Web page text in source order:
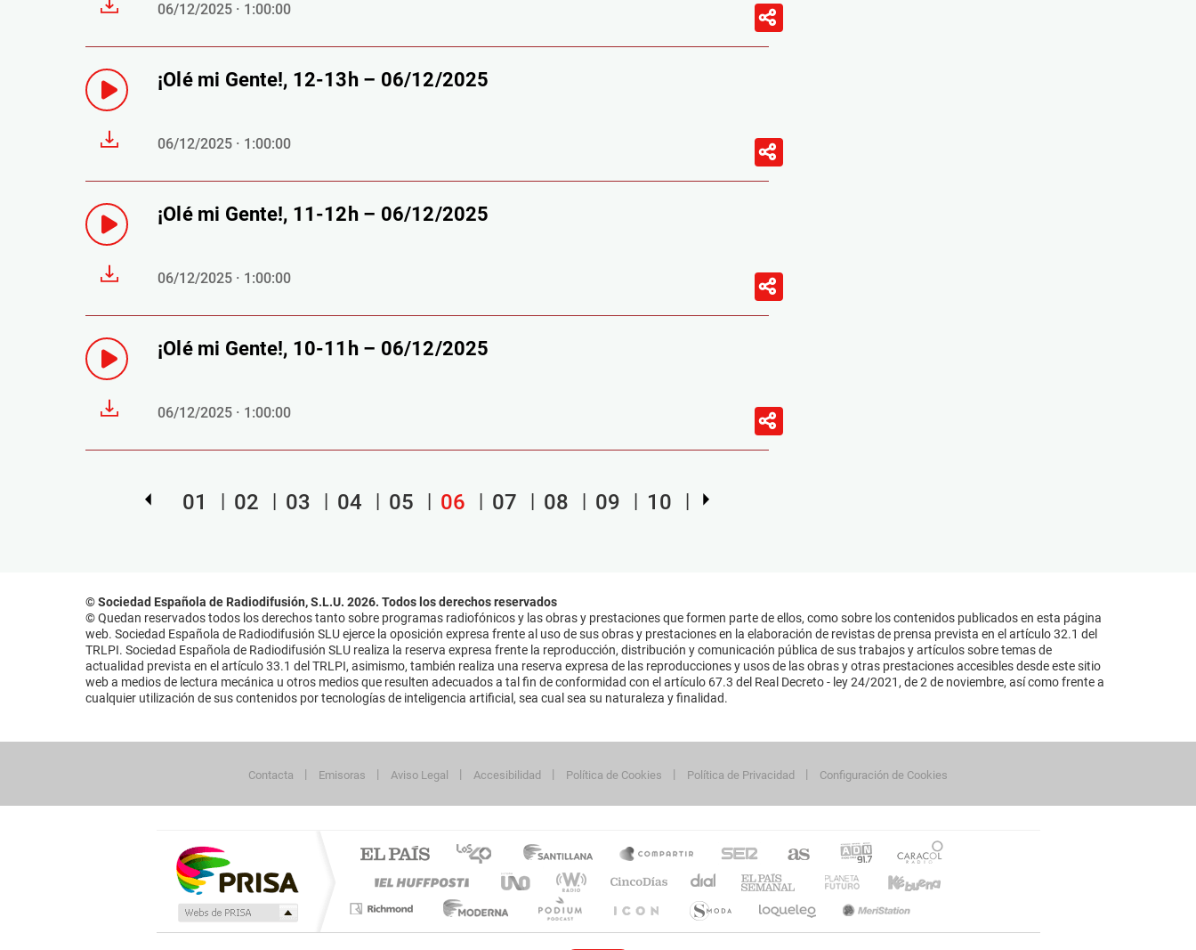
06/12/2025 · 1:00:00
¡Olé mi Gente!, 12-13h – 06/12/2025
06/12/2025 · 1:00:00
¡Olé mi Gente!, 11-12h – 06/12/2025
06/12/2025 · 1:00:00
¡Olé mi Gente!, 10-11h – 06/12/2025
06/12/2025 · 1:00:00
01 02 03 04 05 06 07 08 09 10
© Sociedad Española de Radiodifusión, S.L.U. 2026. Todos los derechos reservados
© Quedan reservados todos los derechos tanto sobre programas radiofónicos y las obras y prestaciones que formen parte de ellos, como sobre los contenidos publicados en esta página
web. Sociedad Española de Radiodifusión SLU ejerce la oposición expresa frente al uso de sus obras y prestaciones en la elaboración de revistas de prensa prevista en el artículo 32.1 del
TRLPI. Sociedad Española de Radiodifusión SLU realiza la reserva expresa frente la reproducción, distribución y comunicación pública de sus trabajos y artículos sobre temas de
actualidad prevista en el artículo 33.1 del TRLPI, asimismo, también realiza una reserva expresa de las reproducciones y usos de las obras y otras prestaciones accesibles desde este sitio
web a medios de lectura mecánica u otros medios que resulten adecuados a tal fin de conformidad con el artículo 67.3 del Real Decreto - ley 24/2021, de 2 de noviembre, así como frente a
cualquier utilización de sus contenidos por tecnologías de inteligencia artificial, sea cual sea su naturaleza y finalidad.
Contacta Emisoras Aviso Legal Accesibilidad Política de Cookies Política de Privacidad Configuración de Cookies